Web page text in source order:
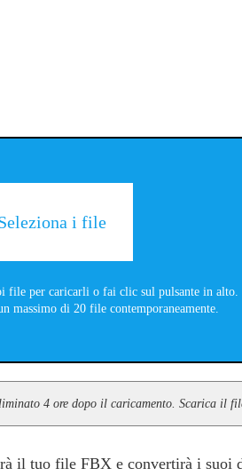
i file
file per caricarli o fai clic sul pulsante in alto.
massimo di 20 file contemporaneamente.
4 ore dopo il caricamento. Scarica il
il tuo file FBX e convertirà i